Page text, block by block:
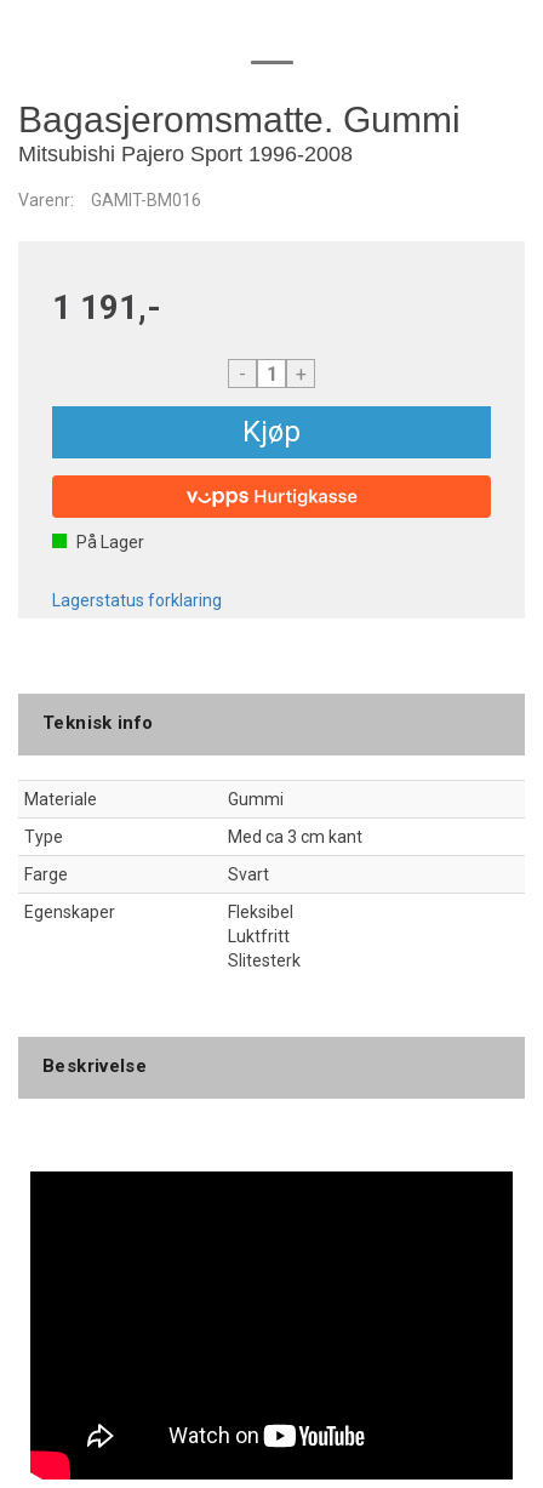
Bagasjeromsmatte. Gummi
Mitsubishi Pajero Sport 1996-2008
Varenr: GAMIT-BM016
1 191,-
- +
Kjøp
På Lager
Lagerstatus forklaring
Teknisk info
Materiale
Gummi
Type
Med ca 3 cm kant
Farge
Svart
Egenskaper
Fleksibel
Luktfritt
Slitesterk
Beskrivelse